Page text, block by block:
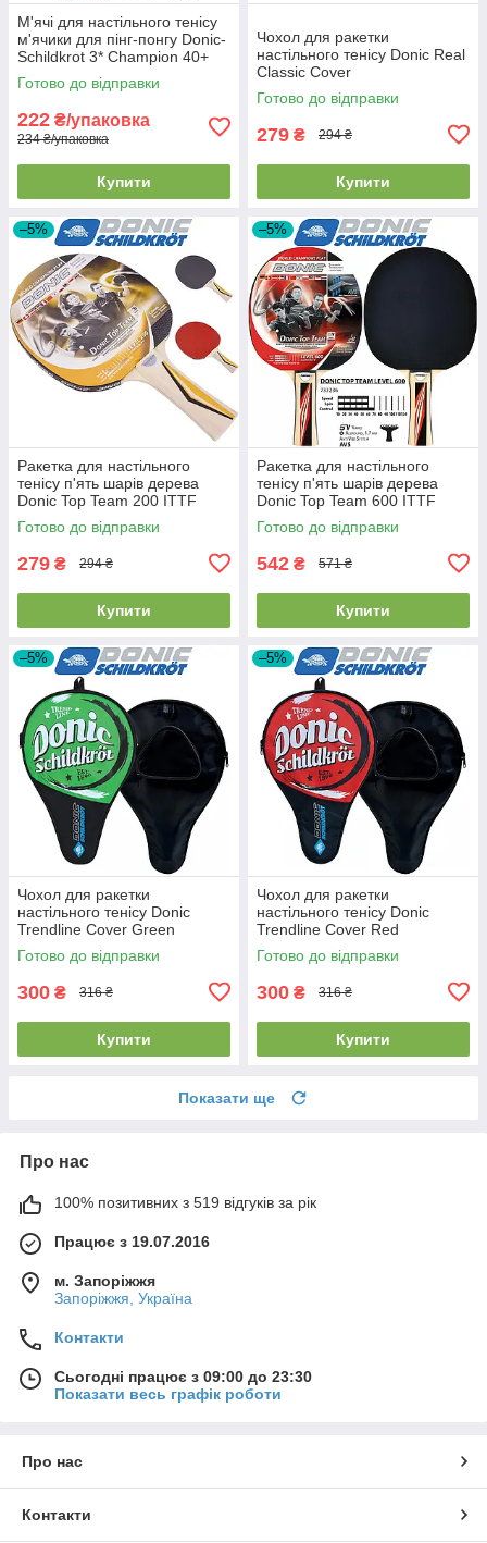
М'ячі для настільного тенісу
м'ячики для пінг-понгу Donic-
Schildkrot 3* Champion 40+
білі 3 шт
Готово до відправки
222 ₴/упаковка
234 ₴/упаковка
Купити
Чохол для ракетки
настільного тенісу Donic Real
Classic Cover
Готово до відправки
279 ₴ 294 ₴
Купити
–5%
Ракетка для настільного
тенісу п'ять шарів дерева
Donic Top Team 200 ITTF
товщина накладки 1,0 мм
Готово до відправки
279 ₴ 294 ₴
Купити
–5%
Ракетка для настільного
тенісу п'ять шарів дерева
Donic Top Team 600 ITTF
товщина накладки 1,7 мм
Готово до відправки
542 ₴ 571 ₴
Купити
–5%
Чохол для ракетки
настільного тенісу Donic
Trendline Cover Green
зелений місткість 1 ракетка 3
м'ячі
Готово до відправки
300 ₴ 316 ₴
Купити
–5%
Чохол для ракетки
настільного тенісу Donic
Trendline Cover Red
червоний місткість 1 ракетка
3 м'ячі
Готово до відправки
300 ₴ 316 ₴
Купити
Показати ще
Про нас
100% позитивних з 519 відгуків за рік
Працює з 19.07.2016
м. Запоріжжя
Запоріжжя, Україна
Контакти
Сьогодні працює з 09:00 до 23:30
Показати весь графік роботи
Про нас
Контакти